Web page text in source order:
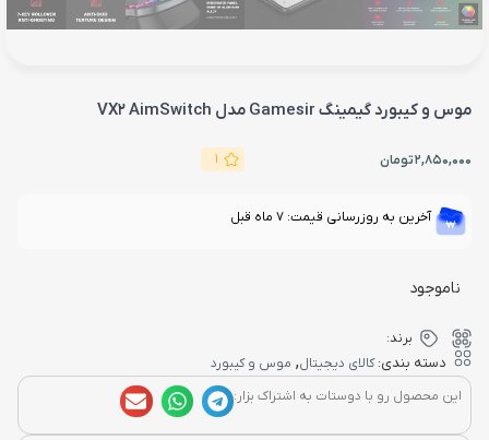
موس و کیبورد گیمینگ Gamesir مدل VX2 AimSwitch
2,850,000تومان 1
آخرین به روزرسانی قیمت: 7 ماه قبل
ناموجود
برند:
دسته بندی:کالای دیجیتال, موس و کیبورد
این محصول رو با دوستات به اشتراک بزار: